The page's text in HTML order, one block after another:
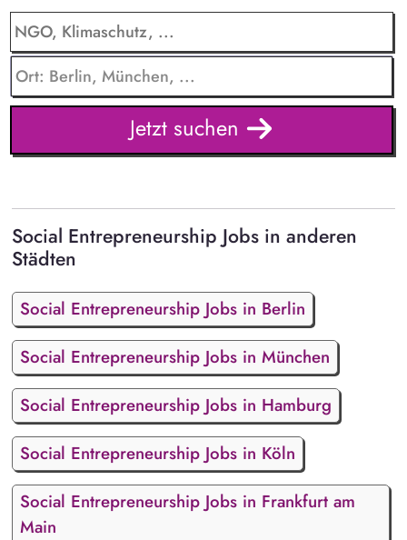
Jetzt suchen
Social Entrepreneurship Jobs in anderen
Städten
Social Entrepreneurship Jobs in Berlin
Social Entrepreneurship Jobs in München
Social Entrepreneurship Jobs in Hamburg
Social Entrepreneurship Jobs in Köln
Social Entrepreneurship Jobs in Frankfurt am
Main